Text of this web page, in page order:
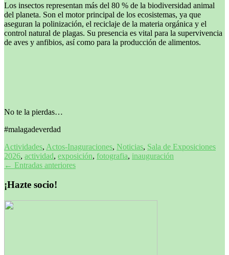
Los insectos representan más del 80 % de la biodiversidad animal
del planeta. Son el motor principal de los ecosistemas, ya que
aseguran la polinización, el reciclaje de la materia orgánica y el
control natural de plagas. Su presencia es vital para la supervivencia
de aves y anfibios, así como para la producción de alimentos.
No te la pierdas…
#malagadeverdad
Actividades, Actos-Inaguraciones, Noticias, Sala de Exposiciones
2026, actividad, exposición, fotografia, inauguración
Navegación
entradas
← Entradas anteriores
¡Hazte socio!